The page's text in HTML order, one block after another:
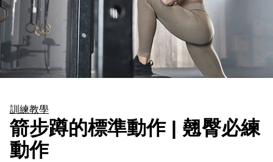
訓練教學
箭步蹲的標準動作 | 翹臀必練
動作